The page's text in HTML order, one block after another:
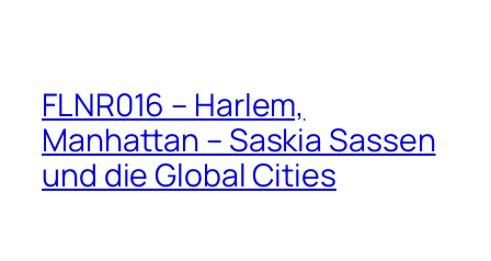
FLNR016 – Harlem,
Manhattan – Saskia Sassen
und die Global Cities